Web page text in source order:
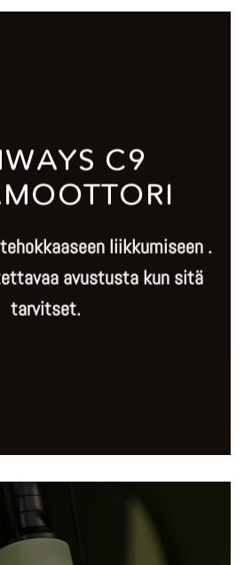
C9
liikkumiseen .
avustusta kun sitä
tarvitset.